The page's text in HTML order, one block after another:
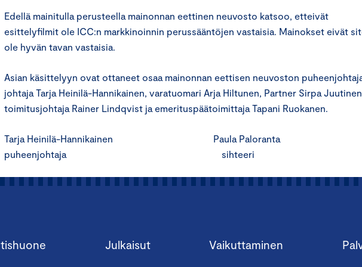
Edellä mainitulla perusteella mainonnan eettinen neuvosto katsoo, etteivät
esittelyfilmit ole ICC:n markkinoinnin perussääntöjen vastaisia. Mainokset eivät
ole hyvän tavan vastaisia.
Asian käsittelyyn ovat ottaneet osaa mainonnan eettisen neuvoston
johtaja Tarja Heinilä-Hannikainen, varatuomari Arja Hiltunen, Partner Sirpa
toimitusjohtaja Rainer Lindqvist ja emerituspäätoimittaja Tapani Ruokanen.
Tarja Heinilä-Hannikainen Paula Paloranta
puheenjohtaja sihteeri
Julkaisut Vaikuttaminen